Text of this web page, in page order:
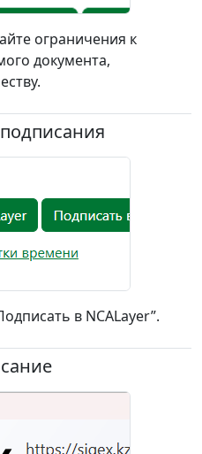
ограничения к
документа,
в NCALayer”.